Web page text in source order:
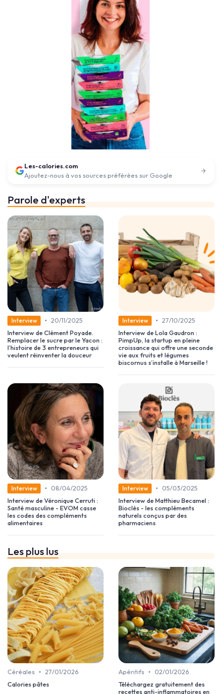
Les-calories.com
Ajoutez-nous à vos sources préférées sur Google
Parole d'experts
Interview • 20/11/2025
Interview de Clément Poyade.
Remplacer le sucre par le Yacon :
l’histoire de 3 entrepreneurs qui
veulent réinventer la douceur
Interview • 27/10/2025
Interview de Lola Gaudron :
PimpUp, la startup en pleine
croissance qui offre une seconde
vie aux fruits et légumes
biscornus s’installe à Marseille !
Interview •
08/04/2025
Interview de Véronique Cerruti :
Santé masculine - EVOM casse
les codes des compléments
alimentaires
Interview •
05/03/2025
Interview de Matthieu Becamel :
Bioclès - les compléments
naturels conçus par des
pharmaciens
Les plus lus
Céréales • 27/01/2026
Calories pâtes
Apéritifs •
02/01/2026
Téléchargez gratuitement des
recettes anti-inflammatoires en